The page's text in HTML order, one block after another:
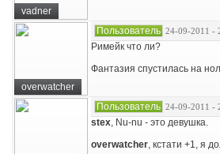
vadner
overwatcher
Пользователь 24-09-2011 -
Римейк что ли?
Фантазия спустилась на
Пользователь 24-09-2011 -
stex, Nu-nu - это девушка.
overwatcher, кстати +1, я